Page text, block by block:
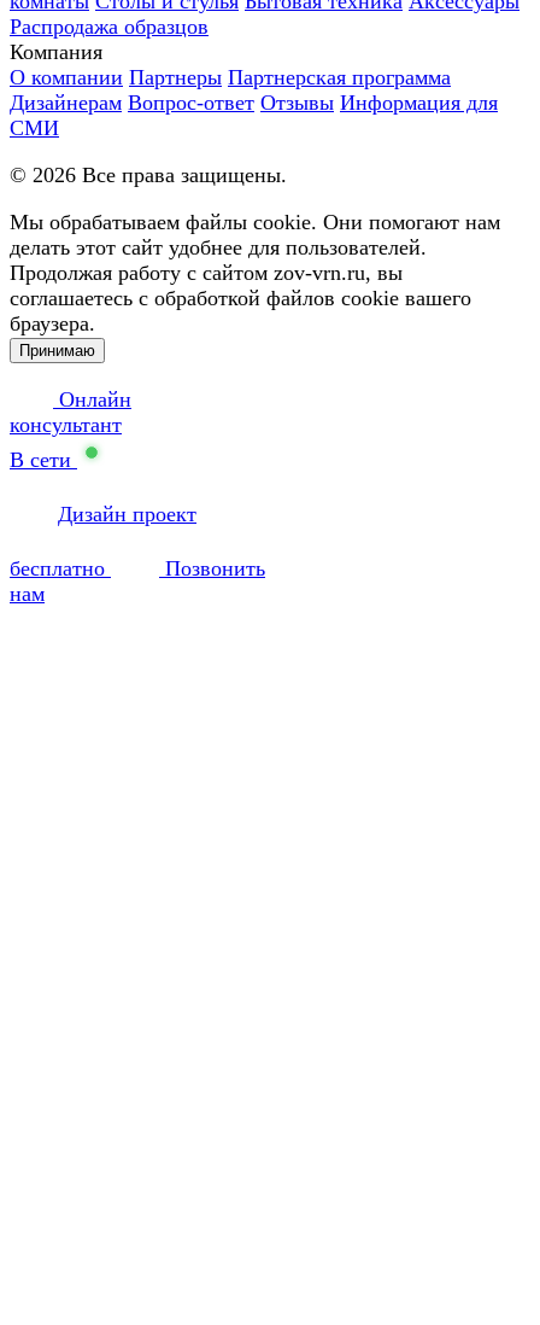
Распродажа образцов
Компания
О компании Партнеры Партнерская программа
Дизайнерам Вопрос-ответ Отзывы Информация для
СМИ
© 2026 Все права защищены.
Мы обрабатываем файлы cookie. Они помогают нам
делать этот сайт удобнее для пользователей.
Продолжая работу с сайтом zov-vrn.ru, вы
соглашаетесь с обработкой файлов cookie вашего
браузера.
Принимаю
Онлайн
консультант
В сети
Дизайн проект
бесплатно
Позвонить
нам